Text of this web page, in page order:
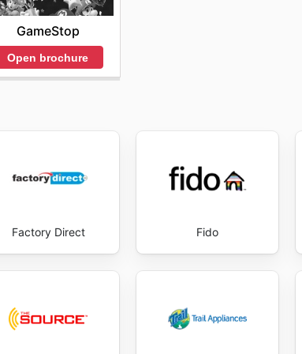
GameStop
Open brochure
Factory Direct Fido